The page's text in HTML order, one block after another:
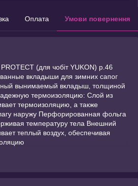
Оплата Умови повернення
(для чобіт YUKON) р.46
вкладыши для зимних сапог
вынимаемый вкладыш, толщиной
термоизоляцию: Слой из
термоизоляцию, а также
наружу Перфорированная фольга
температуру тела Внешний
теплый воздух, обеспечивая